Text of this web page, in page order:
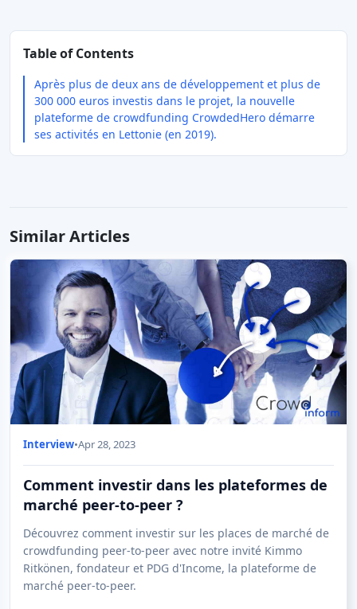
Table of Contents
Après plus de deux ans de développement et plus de
300 000 euros investis dans le projet, la nouvelle
plateforme de crowdfunding CrowdedHero démarre
ses activités en Lettonie (en 2019).
Similar Articles
Interview•Apr 28, 2023
Comment investir dans les plateformes de
marché peer-to-peer ?
Découvrez comment investir sur les places de marché de
crowdfunding peer-to-peer avec notre invité Kimmo
Ritkönen, fondateur et PDG d'Income, la plateforme de
marché peer-to-peer.